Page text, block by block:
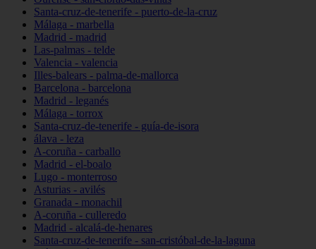
Santa-cruz-de-tenerife - puerto-de-la-cruz
Málaga - marbella
Madrid - madrid
Las-palmas - telde
Valencia - valencia
Illes-balears - palma-de-mallorca
Barcelona - barcelona
Madrid - leganés
Málaga - torrox
Santa-cruz-de-tenerife - guía-de-isora
álava - leza
A-coruña - carballo
Madrid - el-boalo
Lugo - monterroso
Asturias - avilés
Granada - monachil
A-coruña - culleredo
Madrid - alcalá-de-henares
Santa-cruz-de-tenerife - san-cristóbal-de-la-laguna